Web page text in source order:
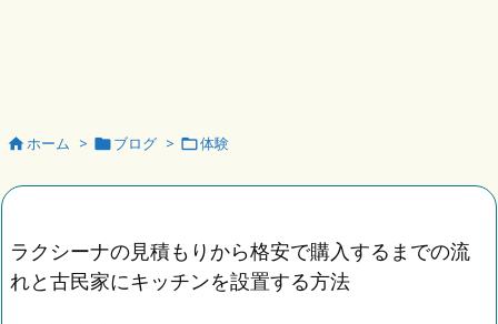
ホーム > ブログ > 体験
ラクシーナの見積もりから格安で購入するまでの流
れと古民家にキッチンを設置する方法